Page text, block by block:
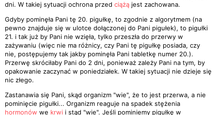
dni. W takiej sytuacji ochrona przed ciążą jest zachowana.
Gdyby pominęła Pani tę 20. pigułkę, to zgodnie z algorytmem (na
pewno znajduje się w ulotce dołączonej do Pani pigułek), to pigułki
21. i tak już by Pani nie wzięła, tylko przeszła do przerwy w
zażywaniu (więc nie ma różnicy, czy Pani tę pigułkę posiada, czy
nie, postępujemy tak jakby pominęła Pani tabletkę numer 20.).
Przerwę skróciłaby Pani do 2 dni, ponieważ zależy Pani na tym, by
opakowanie zaczynać w poniedziałek. W takiej sytuacji nie dzieje się
nic złego.
Zastanawia się Pani, skąd organizm "wie", że to jest przerwa, a nie
pominięcie pigułki... Organizm reaguje na spadek stężenia
hormonów we krwi i stąd "wie". Jeśli pominiemy pigułkę w